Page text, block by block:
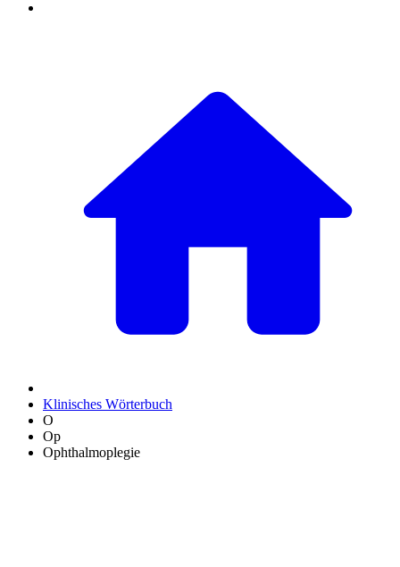
Klinisches Wörterbuch
O
Op
Ophthalmoplegie